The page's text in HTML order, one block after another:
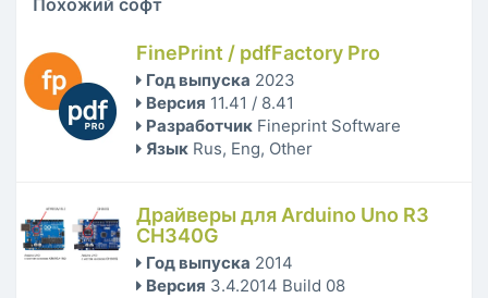
FinePrint / pdfFactory Pro
Год выпуска 2023
Версия 11.41 / 8.41
Разработчик Fineprint Software
Язык Rus, Eng, Other
Драйверы для Arduino Uno R3
CH340G
Год выпуска 2014
Версия 3.4.2014 Build 08